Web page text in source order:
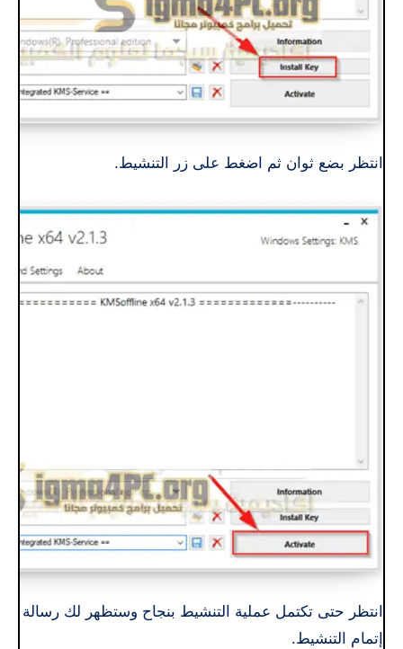
انتظر بضع ثوان ثم اضغط على زر التنشيط.
انتظر حتى تكتمل عملية التنشيط بنجاح وستظهر لك رسالة
إتمام التنشيط.